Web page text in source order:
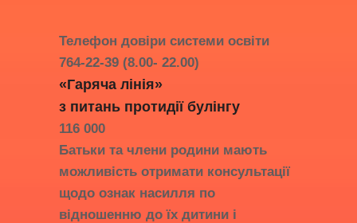
Телефон довіри системи освіти
764-22-39 (8.00- 22.00)
«Гаряча лінія»
з питань протидії булінгу
116 000
Батьки та члени родини мають
можливість отримати консультації
щодо ознак насилля по
відношенню до їх дитини і